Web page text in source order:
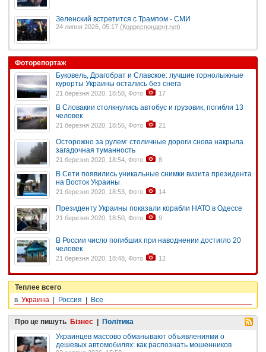
Зеленский встретится с Трампом - СМИ
24 липня 2026, 05:17 (Корреспондент.net)
Фоторепортаж
Буковель, Драгобрат и Славское: лучшие горнолыжные
курорты Украины остались без снега
21 березня 2020, 18:58, Фото 17
В Словакии столкнулись автобус и грузовик, погибли 13
человек
21 березня 2020, 18:56, Фото 21
Осторожно за рулем: столичные дороги снова накрыла
загадочная туманность
21 березня 2020, 18:54, Фото 8
В Сети появились уникальные снимки визита президента
на Восток Украины
21 березня 2020, 18:53, Фото 14
Президенту Украины показали корабли НАТО в Одессе
21 березня 2020, 18:50, Фото 9
В России число погибших при наводнении достигло 20
человек
21 березня 2020, 18:48, Фото 12
Теплее всего
в Украина Россия Все
Про це пишуть Бізнес
Політика
Украинцев массово обманывают объявлениями о
дешевых автомобилях: как распознать мошенников